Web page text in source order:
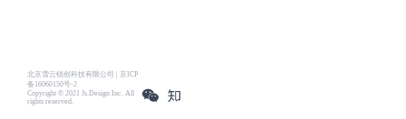
北京雪云锐创科技有限公司 | 京ICP
备16060150号-2
Copyright © 2021 Js.Design Inc. All
rights reserved.